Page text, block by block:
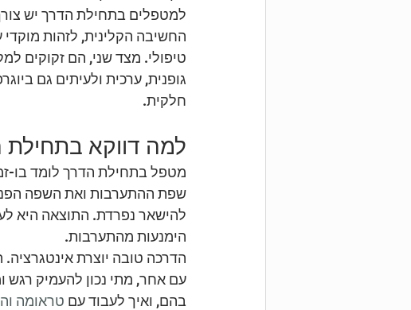
למטפלים בתחילת הדרך יש
החשיבה הקלינית, לזהות מוקדי
טיפולי. מצד שני, הם זקוקים
גופנית, ערכית ולעיתים גם
חלקית.
למה דווקא
מטפל בתחילת הדרך לומד
שפת ההתערבות ואת השפה
להישאר נפרדת. התוצאה היא
הימנעות מהתערבות.
הדרכה טובה יוצרת
עם אחר, מתי נכון להעמיק רגש
בהם, ואיך לעבוד עם טראומה